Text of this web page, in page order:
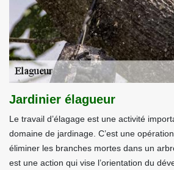
Jardinier élagueur
Le travail d’élagage est une activité
domaine de jardinage. C’est une
éliminer les branches mortes dans un
est une action qui vise l’orientation du